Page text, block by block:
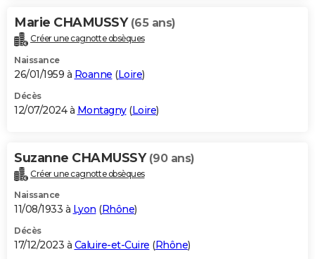
Marie CHAMUSSY (65 ans)
Créer une cagnotte obsèques
Naissance
26/01/1959 à Roanne (Loire)
Décès
12/07/2024 à Montagny(Loire)
Suzanne CHAMUSSY (90 ans)
Créer une cagnotte obsèques
Naissance
11/08/1933 à Lyon (Rhône)
Décès
17/12/2023 à Caluire-et-Cuire (Rhône)